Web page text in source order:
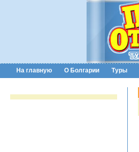
На главную О Болгарии Туры